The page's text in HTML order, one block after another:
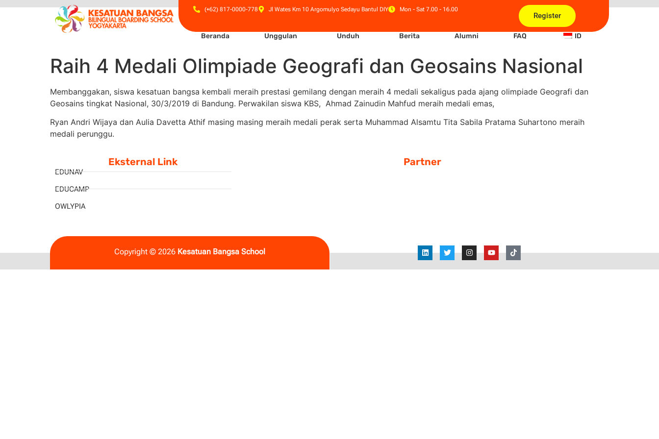
(+62) 817-0000-778 Jl Wates Km 10 Argomulyo Sedayu Bantul DIY Mon - Sat 7.00 - 16.00
Register
Beranda Unggulan Unduh Berita Alumni FAQ ID
Raih 4 Medali Olimpiade Geografi dan Geosains Nasional
Membanggakan, siswa kesatuan bangsa kembali meraih prestasi gemilang dengan meraih 4 medali sekaligus pada ajang olimpiade Geografi dan
Geosains tingkat Nasional, 30/3/2019 di Bandung. Perwakilan siswa KBS, Ahmad Zainudin Mahfud meraih medali emas,
Ryan Andri Wijaya dan Aulia Davetta Athif masing masing meraih medali perak serta Muhammad Alsamtu Tita Sabila Pratama Suhartono meraih
medali perunggu.
Eksternal Link
EDUNAV
EDUCAMP
OWLYPIA
Partner
Copyright © 2026 Kesatuan Bangsa School